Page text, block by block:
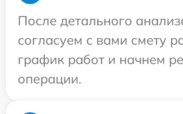
После детального
согласуем с вами смету
график работ и начнем
операции.